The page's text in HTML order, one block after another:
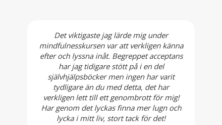
Det viktigaste jag lärde mig under
mindfulnesskursen var att verkligen känna
efter och lyssna inåt. Begreppet acceptans
har jag tidigare stött på i en del
självhjälpsböcker men ingen har varit
tydligare än du med detta, det har
verkligen lett till ett genombrott för mig!
Har genom det lyckas finna mer lugn och
lycka i mitt liv, stort tack för det!